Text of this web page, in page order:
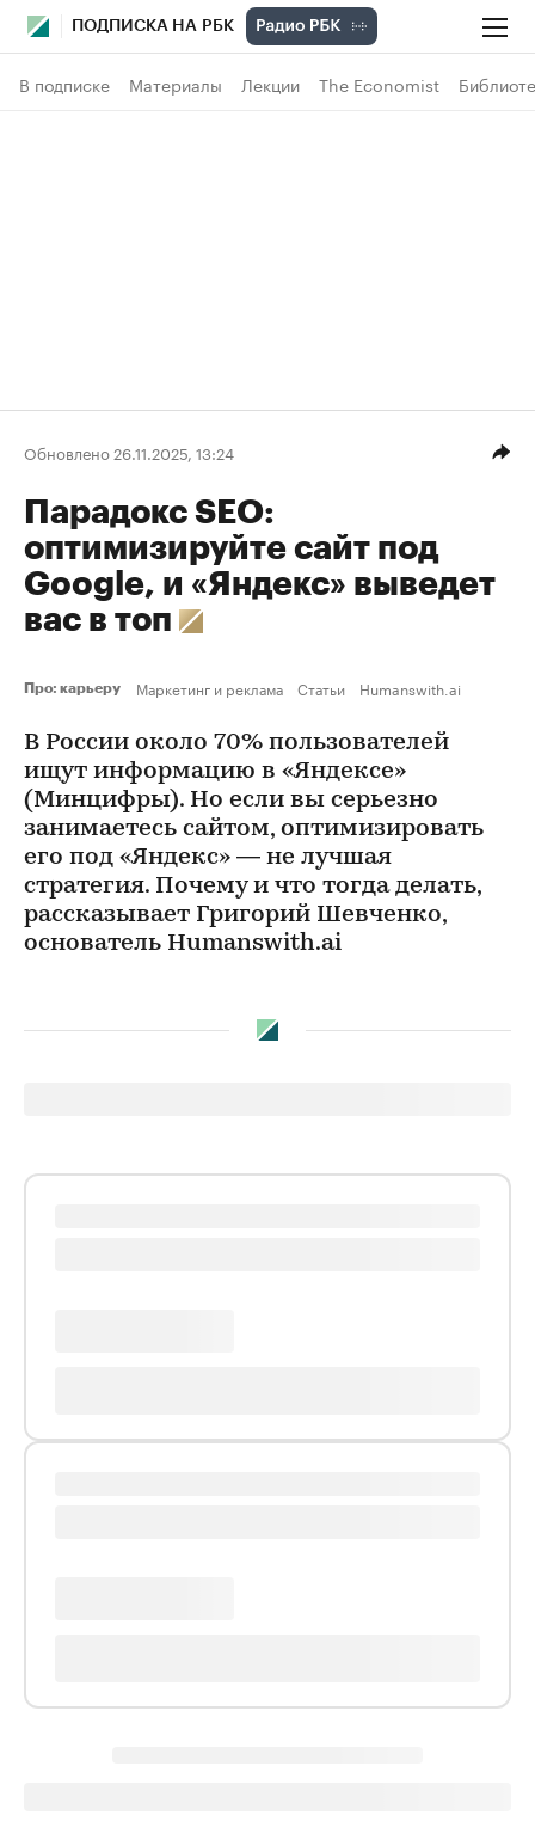
ПОДПИСКА НА РБК
В подписке Материалы Лекции The Economist
Обновлено 26.11.2025, 13:24
Парадокс SEO:
оптимизируйте сайт под
Google, и «Яндекс» выведет
вас в топ
Про: карьеру Маркетинг и реклама Статьи Humanswith.ai
В России около 70% пользователей
ищут информацию в «Яндексе»
(Минцифры). Но если вы серьезно
занимаетесь сайтом, оптимизировать
его под «Яндекс» — не лучшая
стратегия. Почему и что тогда делать,
рассказывает Григорий Шевченко,
основатель Humanswith.ai